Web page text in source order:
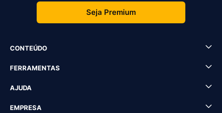
Seja Premium
CONTEÚDO
FERRAMENTAS
AJUDA
EMPRESA